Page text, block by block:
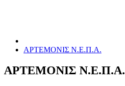
ΑΡΤΕΜΟΝΙΣ Ν.Ε.Π.Α.
ΑΡΤΕΜΟΝΙΣ Ν.Ε.Π.Α.